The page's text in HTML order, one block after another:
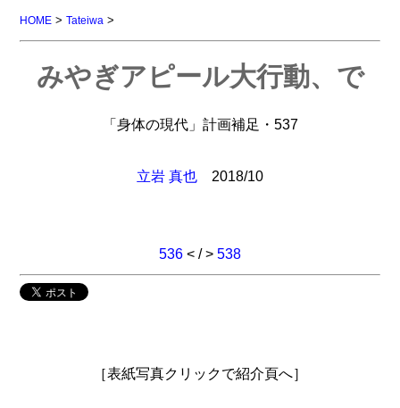
HOME >Tateiwa >
みやぎアピール大行動、で
「身体の現代」計画補足・537
立岩 真也 2018/10
536 < / > 538
［表紙写真クリックで紹介頁へ］